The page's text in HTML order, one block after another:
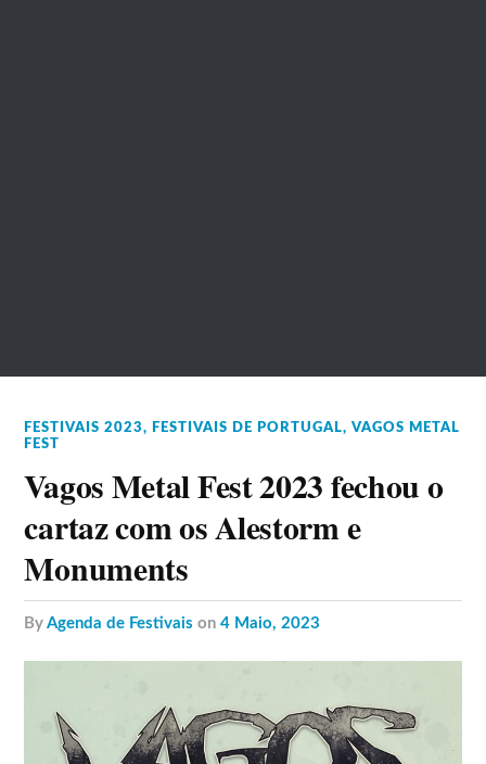
FESTIVAIS 2023, FESTIVAIS DE PORTUGAL,VAGOS METAL
FEST
Vagos Metal Fest 2023 fechou o
cartaz com os Alestorm e
Monuments
byAgenda de Festivais on4 Maio, 2023